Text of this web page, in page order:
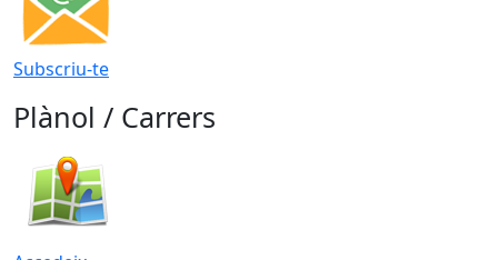
Subscriu-te
Plànol / Carrers